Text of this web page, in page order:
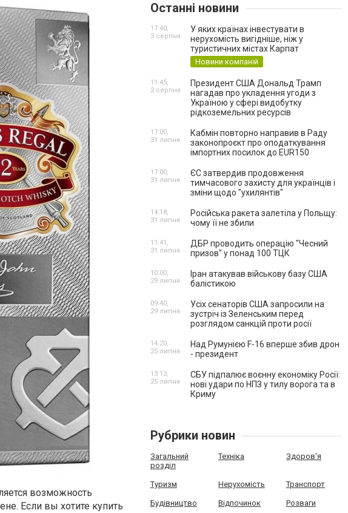
возможность
Если вы хотите купить
Останні новини
У яких країнах інвестувати в
нерухомість вигідніше, ніж у
туристичних містах Карпат
Новини компаній
17:40,
3 серпня
Президент США Дональд Трамп
нагадав про укладення угоди з
Україною у сфері видобутку
рідкоземельних ресурсів
11:45,
2 серпня
Кабмін повторно направив в Раду
законопроєкт про оподаткування
імпортних посилок до EUR150
17:00,
31 липня
ЄС затвердив продовження
тимчасового захисту для українців і
зміни щодо "ухилянтів"
17:00,
31 липня
Російська ракета залетіла у Польщу:
чому її не збили
14:18,
31 липня
ДБР проводить операцію "Чесний
призов" у понад 100 ТЦК
11:41,
31 липня
Іран атакував військову базу США
балістикою
10:00,
29 липня
Усіх сенаторів США запросили на
зустріч із Зеленським перед
розглядом санкцій проти росії
09:40,
29 липня
Над Румунією F-16 вперше збив дрон
- президент
14:20,
25 липня
СБУ підпалює воєнну економіку Росії:
нові удари по НПЗ у тилу ворога та в
Криму
13:13,
25 липня
Рубрики новин
Загальний
розділ
Техніка Здоров'я
Туризм Нерухомість Транспорт
Будівництво Відпочинок Розваги